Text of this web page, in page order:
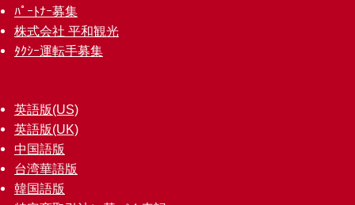
ﾊﾟｰﾄﾅｰ募集
株式会社 平和観光
ﾀｸｼｰ運転手募集
英語版(US)
英語版(UK)
中国語版
台湾華語版
韓国語版